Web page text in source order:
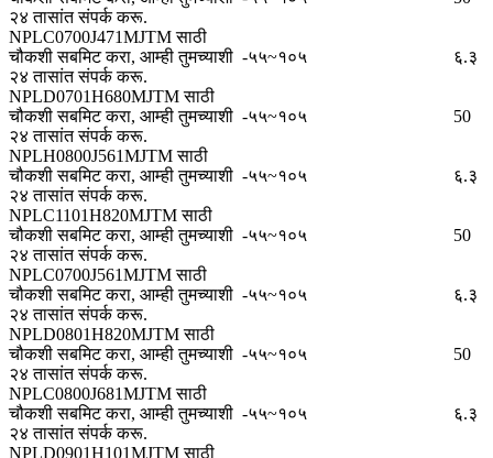
२४ तासांत संपर्क करू.
NPLC0700J471MJTM साठी
चौकशी सबमिट करा, आम्ही तुमच्याशी
२४ तासांत संपर्क करू.
-५५~१०५ ६.३
NPLD0701H680MJTM साठी
चौकशी सबमिट करा, आम्ही तुमच्याशी
२४ तासांत संपर्क करू.
-५५~१०५ 50
NPLH0800J561MJTM साठी
चौकशी सबमिट करा, आम्ही तुमच्याशी
२४ तासांत संपर्क करू.
-५५~१०५ ६.३
NPLC1101H820MJTM साठी
चौकशी सबमिट करा, आम्ही तुमच्याशी
२४ तासांत संपर्क करू.
-५५~१०५ 50
NPLC0700J561MJTM साठी
चौकशी सबमिट करा, आम्ही तुमच्याशी
२४ तासांत संपर्क करू.
-५५~१०५ ६.३
NPLD0801H820MJTM साठी
चौकशी सबमिट करा, आम्ही तुमच्याशी
२४ तासांत संपर्क करू.
-५५~१०५ 50
NPLC0800J681MJTM साठी
चौकशी सबमिट करा, आम्ही तुमच्याशी
२४ तासांत संपर्क करू.
-५५~१०५ ६.३
NPLD0901H101MJTM साठी